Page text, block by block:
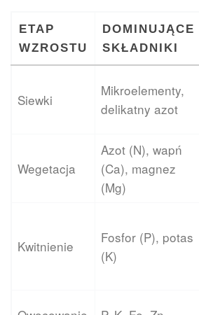
ETAP
WZROSTU
DOMINUJĄCE
SKŁADNIKI
Siewki
Mikroelementy,
delikatny azot
Wegetacja
Azot (N), wapń
(Ca), magnez
(Mg)
Kwitnienie
Fosfor (P), potas
(K)